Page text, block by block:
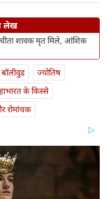
लेख
शावक मृत मिले, आंशिक
बॉलीवुड
ज्योतिष
के किस्से
रोमांचक